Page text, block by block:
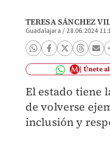
TERESA SÁNCHEZ
Guadalajara / 28.06.2024
Únete
El estado tiene
de volverse
inclusión y